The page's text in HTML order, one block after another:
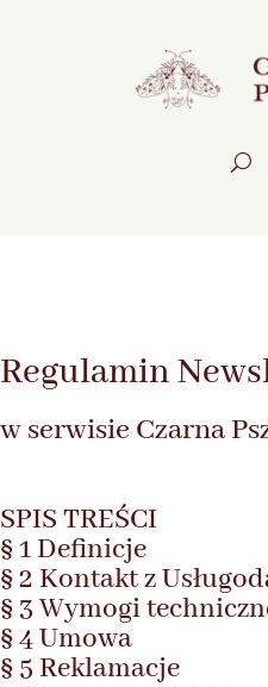
Regulamin
w serwisie Czarna
SPIS TREŚCI
§ 1 Definicje
§ 2 Kontakt z
§ 3 Wymogi
§ 4 Umowa
§ 5 Reklamacje